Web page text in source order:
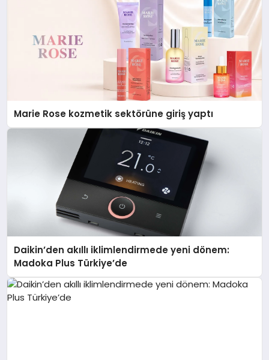
Marie Rose kozmetik sektörüne giriş yaptı
Daikin’den akıllı iklimlendirmede yeni dönem:
Madoka Plus Türkiye’de